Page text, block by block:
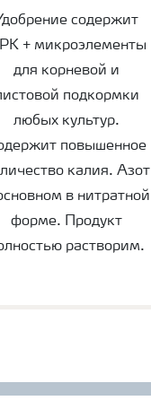
содержит
+ микроэлементы
для корневой и
подкормки
любых культур.
повышенное
калия. Азот
в нитратной
форме. Продукт
растворим.